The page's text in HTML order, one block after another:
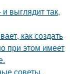
выглядит так,
как создать
при этом имеет